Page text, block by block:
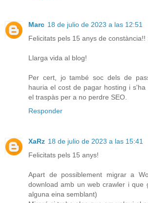
Marc 18 de julio de 2023 a las 12:51
Felicitats pels 15 anys de constància!!
Llarga vida al blog!
Per cert, jo també soc dels de
hauria el cost de pagar hosting i
el traspàs per a no perdre SEO.
Responder
XaRz 18 de julio de 2023 a las 15:41
Felicitats pels 15 anys!
Apart de possiblement migrar a
download amb un web crawler i que
alguna eina semblant)